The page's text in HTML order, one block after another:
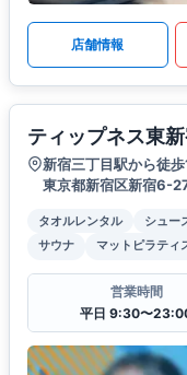
店舗情報
ティップネス東
新宿三丁目駅から徒
東京都新宿区新宿6-
タオルレンタル シュー
サウナ
マットピラティ
営業時間
平日 9:30〜